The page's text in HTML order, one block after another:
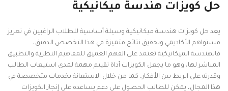
حل كويزات هندسة ميكانيكية
يعد حل كويزات هندسة ميكانيكية وسيلة أساسية للطلاب الراغبين في تعزيز
مستواهم الأكاديمي وتحقيق نتائج متميزة في هذا التخصص الدقيق،
فالهندسة الميكانيكية تعتمد على الفهم العميق للمفاهيم النظرية والتطبيق
المباشر لها، وهو ما يجعل الكويزات أداة تقييم مهمة لمدى استيعاب الطالب
وقدرته على الربط بين الأفكار، كما من خلال الاستعانة بخدمات متخصصة في
هذا المجال، يمكن للطالب الحصول على دعم يساعده على إنجاز الكويزات